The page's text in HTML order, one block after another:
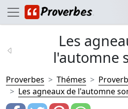
Les
l'automne
Proverbes Thémes
Les agneaux de l'automne